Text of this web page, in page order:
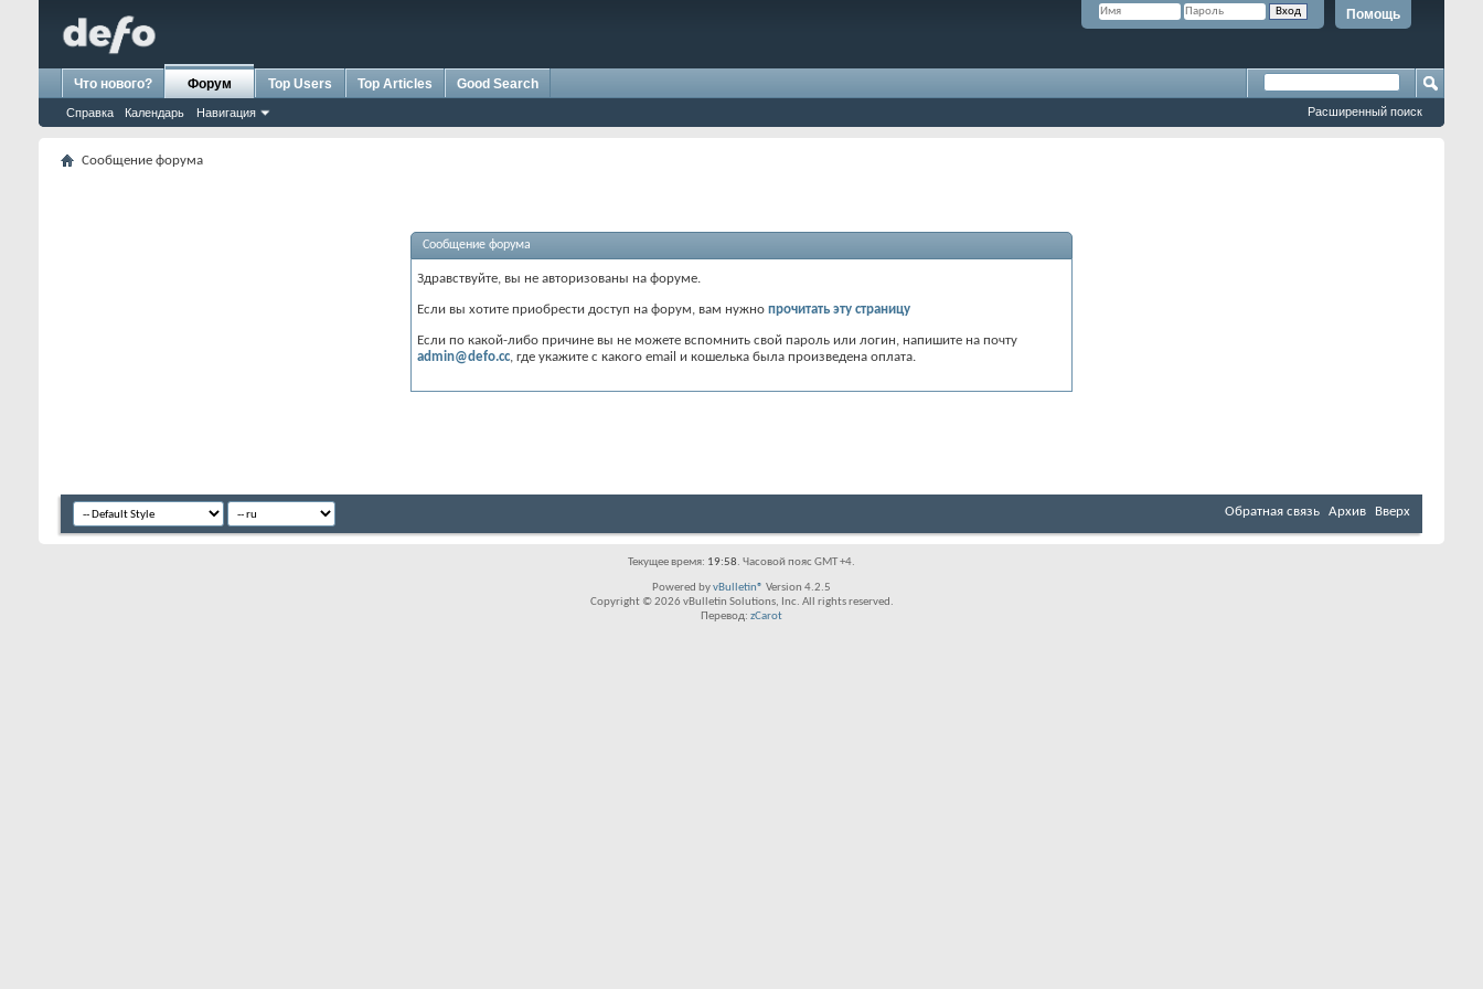
Помощь
Что нового? Форум
Справка Календарь Навигация
Top Users Top Articles Good Search
Расширенный поиск
Сообщение форума
Сообщение форума
Здравствуйте, вы не авторизованы на форуме.
Если вы хотите приобрести доступ на форум, вам нужно прочитать эту страницу
Если по какой-либо причине вы не можете вспомнить свой пароль или логин, напишите на почту
admin@defo.cc, где укажите с какого email и кошелька была произведена оплата.
Обратная связь Архив Вверх
Текущее время: 19:58. Часовой пояс GMT +4.
Powered byvBulletin® Version 4.2.5
Copyright © 2026 vBulletin Solutions, Inc. All rights reserved.
Перевод: zCarot